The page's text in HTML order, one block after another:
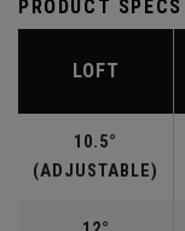
PRODUCT SPECS
LOFT
10.5°
(ADJUSTABLE)